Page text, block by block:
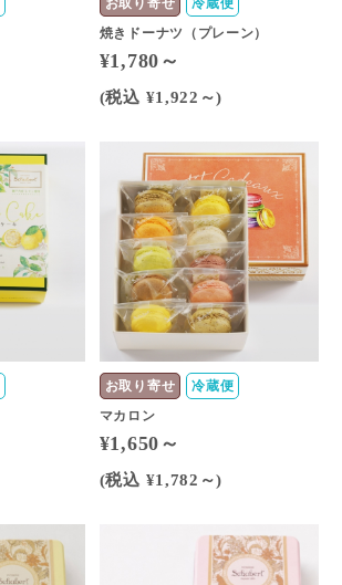
お取り寄せ
冷蔵便
焼きドーナツ（プレーン）
¥1,780～
(税込 ¥1,922～)
お取り寄せ
冷蔵便
マカロン
¥1,650～
(税込 ¥1,782～)